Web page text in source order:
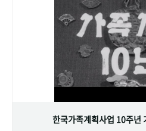
한국가족계획사업 10주